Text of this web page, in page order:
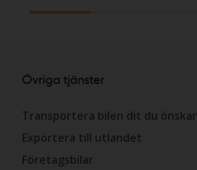
Övriga tjänster
Transportera bilen dit du önskar
Exportera till utlandet
Företagsbilar